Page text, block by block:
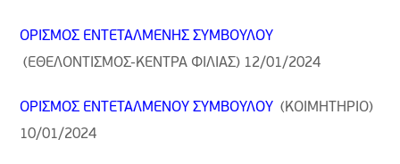
ΟΡΙΣΜΟΣ ΕΝΤΕΤΑΛΜΕΝΗΣ ΣΥΜΒΟΥΛΟΥ
(ΕΘΕΛΟΝΤΙΣΜΟΣ-ΚΕΝΤΡΑ ΦΙΛΙΑΣ) 12/01/2024
ΟΡΙΣΜΟΣ ΕΝΤΕΤΑΛΜΕΝΟΥ ΣΥΜΒΟΥΛΟΥ (ΚΟΙΜΗΤΗΡΙΟ)
10/01/2024